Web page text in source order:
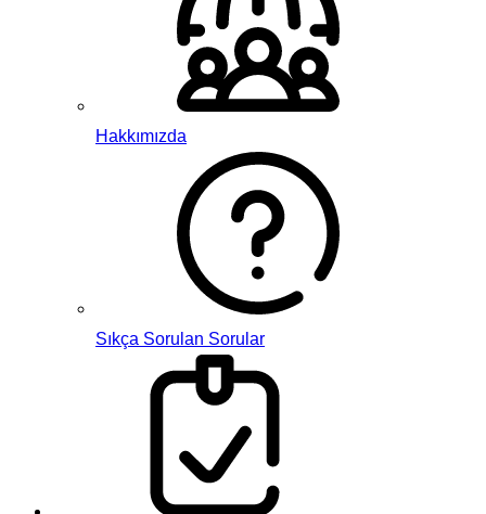
Hakkımızda
Sıkça Sorulan Sorular